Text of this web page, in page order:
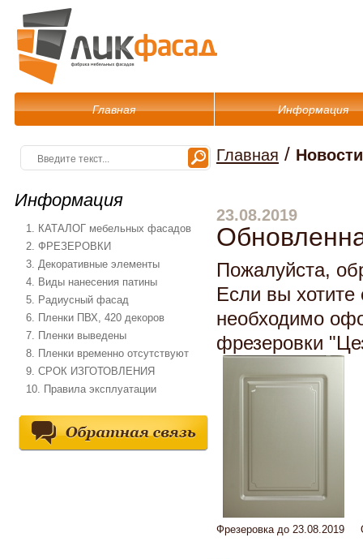
Главная Информация
Информация
1. КАТАЛОГ мебельных фасадов
2. ФРЕЗЕРОВКИ
3. Декоративные элементы
4. Виды нанесения патины
5. Радиусный фасад
6. Пленки ПВХ, 420 декоров
7. Пленки выведены
8. Пленки временно отсутствуют
9. СРОК ИЗГОТОВЛЕНИЯ
10. Правила эксплуатации
Главная /
23.08.2019
Пожалуйста,
Если вы хотите
необходимо
фрезеровки
Фрезеровка до 23.08.2019